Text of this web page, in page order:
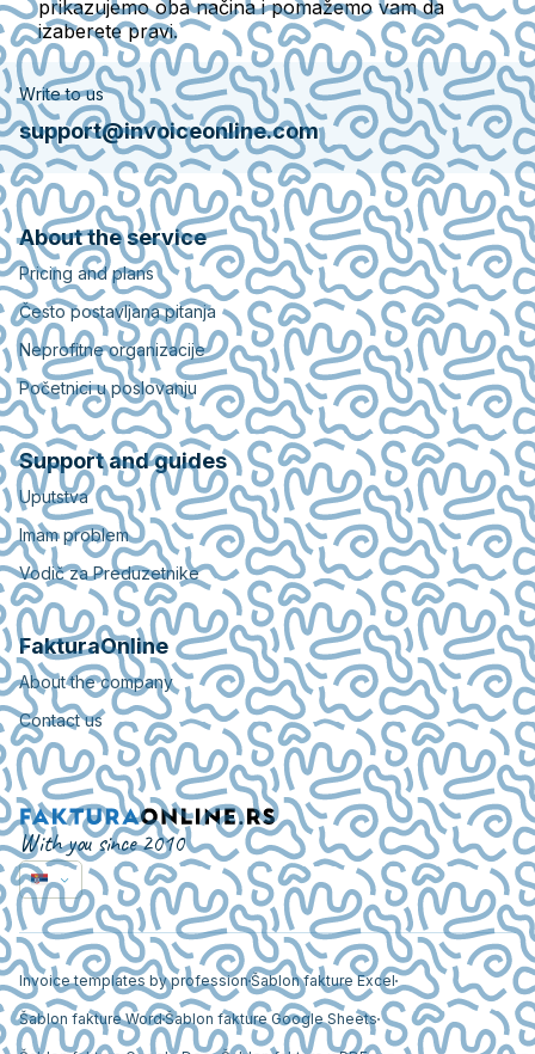
prikazujemo oba načina i pomažemo vam da
izaberete pravi.
Write to us
support@invoiceonline.com
About the service
Pricing and plans
Često postavljana pitanja
Neprofitne organizacije
Početnici u poslovanju
Support and guides
Uputstva
Imam problem
Vodič za Preduzetnike
FakturaOnline
About the company
Contact us
With you since 2010
Invoice templates by profession Šablon fakture Excel
Šablon fakture WordŠablon fakture Google Sheets